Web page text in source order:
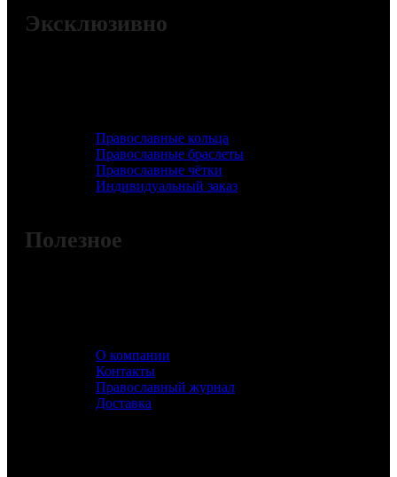
Эксклюзивно
Православные кольца
Православные браслеты
Православные чётки
Индивидуальный заказ
Полезное
О компании
Контакты
Православный журнал
Доставка